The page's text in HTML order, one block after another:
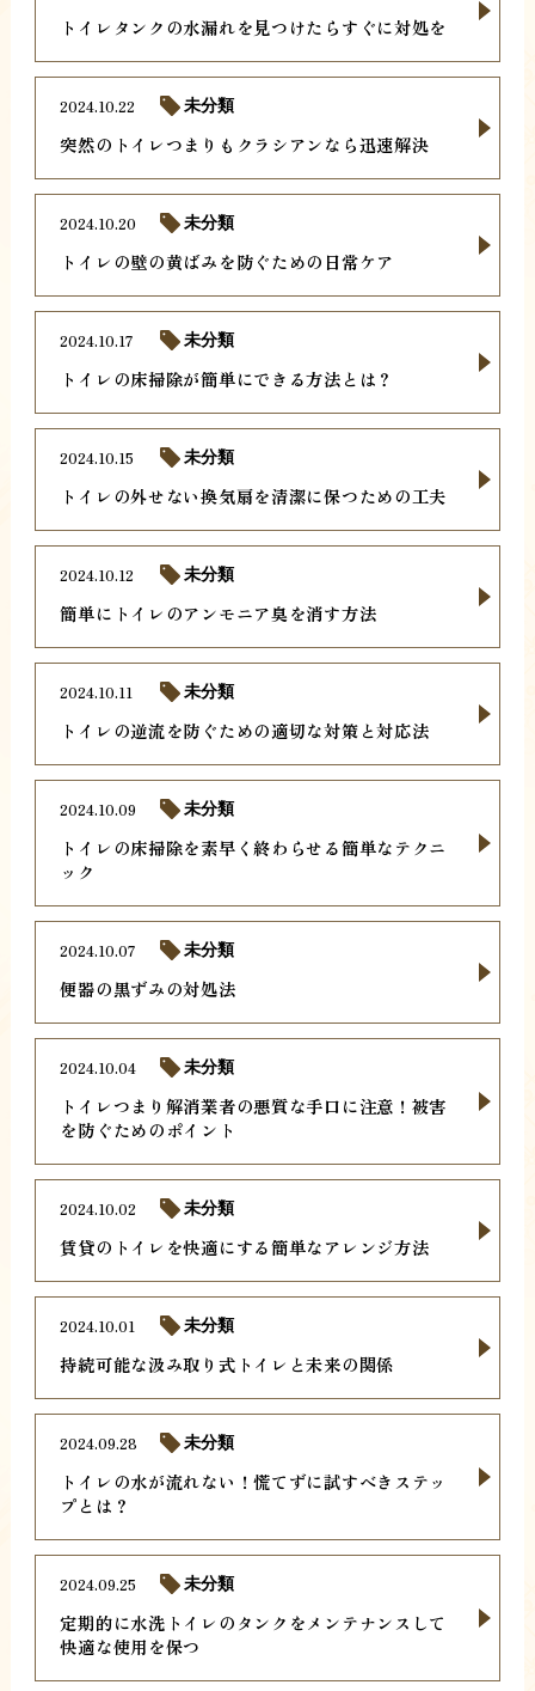
トイレタンクの水漏れを見つけたらすぐに対処を
突然のトイレつまりもクラシアンなら迅速解決
2024.10.22 未分類
トイレの壁の黄ばみを防ぐための日常ケア
2024.10.20 未分類
トイレの床掃除が簡単にできる方法とは？
2024.10.17 未分類
トイレの外せない換気扇を清潔に保つための工夫
2024.10.15 未分類
簡単にトイレのアンモニア臭を消す方法
2024.10.12 未分類
トイレの逆流を防ぐための適切な対策と対応法
2024.10.11 未分類
トイレの床掃除を素早く終わらせる簡単なテクニ
ック
2024.10.09 未分類
便器の黒ずみの対処法
2024.10.07 未分類
トイレつまり解消業者の悪質な手口に注意！被害
を防ぐためのポイント
2024.10.04 未分類
賃貸のトイレを快適にする簡単なアレンジ方法
2024.10.02 未分類
持続可能な汲み取り式トイレと未来の関係
2024.10.01 未分類
トイレの水が流れない！慌てずに試すべきステッ
プとは？
2024.09.28 未分類
定期的に水洗トイレのタンクをメンテナンスして
快適な使用を保つ
2024.09.25 未分類